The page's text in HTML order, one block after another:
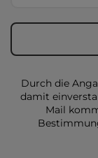
Durch die
damit
Mail